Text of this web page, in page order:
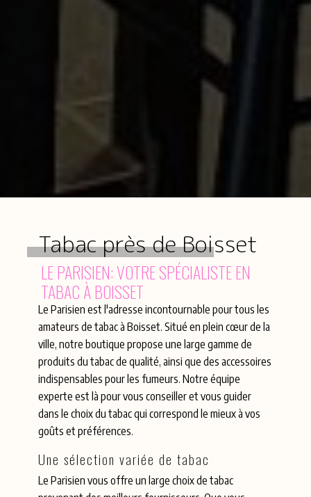
Tabac près de Boisset
LE PARISIEN: VOTRE SPÉCIALISTE EN
TABAC À BOISSET
Le Parisien est l'adresse incontournable pour tous les
amateurs de tabac à Boisset. Situé en plein cœur de la
ville, notre boutique propose une large gamme de
produits du tabac de qualité, ainsi que des accessoires
indispensables pour les fumeurs. Notre équipe
experte est là pour vous conseiller et vous guider
dans le choix du tabac qui correspond le mieux à vos
goûts et préférences.
Une sélection variée de tabac
Le Parisien vous offre un large choix de tabac